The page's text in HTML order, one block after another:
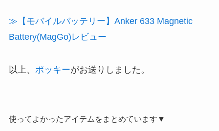
≫【モバイルバッテリー】Anker 633 Magnetic
Battery(MagGo)レビュー
以上、 ポッキーがお送りしました。
使ってよかったアイテムをまとめています▼